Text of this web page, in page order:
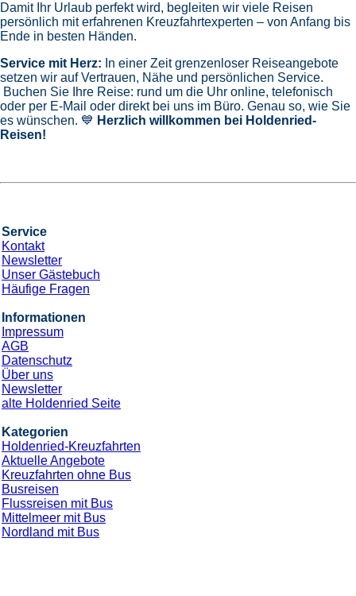
Damit Ihr Urlaub perfekt wird, begleiten wir viele Reisen
persönlich mit erfahrenen Kreuzfahrtexperten – von Anfang bis
Ende in besten Händen.
Service mit Herz: In einer Zeit grenzenloser Reiseangebote
setzen wir auf Vertrauen, Nähe und persönlichen Service.
Buchen Sie Ihre Reise: rund um die Uhr online, telefonisch
oder per E-Mail oder direkt bei uns im Büro. Genau so, wie Sie
es wünschen. 💙 Herzlich willkommen bei Holdenried-
Reisen!
Service
Kontakt
Newsletter
Unser Gästebuch
Häufige Fragen
Informationen
Impressum
AGB
Datenschutz
Über uns
Newsletter
alte Holdenried Seite
Kategorien
Holdenried-Kreuzfahrten
Aktuelle Angebote
Kreuzfahrten ohne Bus
Busreisen
Flussreisen mit Bus
Mittelmeer mit Bus
Nordland mit Bus